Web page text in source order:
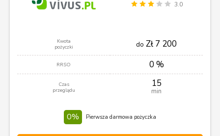
3.0
Kwota
pożyczki
do Zł 7 200
RRSO 0 %
Czas
przeglądu
15
min
0% Pierwsza darmowa pożyczka